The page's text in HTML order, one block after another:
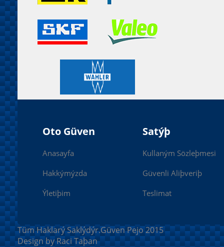
Oto Güven
Anasayfa
Hakkýmýzda
Ýletiþim
Satýþ
Kullaným Sözleþmesi
Güvenli Aliþveriþ
Teslimat
Tüm Haklarý Saklýdýr.Güven Pejo 2015
Design by Raci Taþan